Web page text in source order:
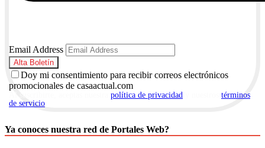
Email Address
Doy mi consentimiento para recibir correos electrónicos
promocionales de casaactual.com
política de privacidad
términos
de servicio
Ya conoces nuestra red de Portales Web?